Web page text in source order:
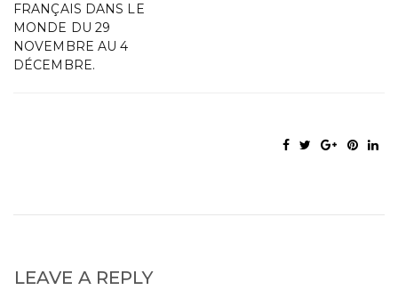
FRANÇAIS DANS LE
MONDE DU 29
NOVEMBRE AU 4
DÉCEMBRE.
LEAVE A REPLY